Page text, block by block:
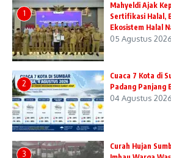
1
Mahyeldi Ajak
Sertifikasi Halal,
Ekosistem Halal
05 Agustus 2026
2
Cuaca 7 Kota di
Padang Panjang
04 Agustus 2026
3
Curah Hujan